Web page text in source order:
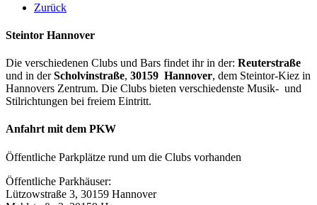
Zurück
Steintor Hannover
Die verschiedenen Clubs und Bars findet ihr in der: Reuterstraße
und in derScholvinstraße, 30159 Hannover, dem Steintor-Kiez in
Hannovers Zentrum. Die Clubs bieten verschiedenste Musik- und
Stilrichtungen bei freiem Eintritt.
Anfahrt mit dem PKW
Öffentliche Parkplätze rund um die Clubs vorhanden
Öffentliche Parkhäuser:
Lützowstraße 3, 30159 Hannover